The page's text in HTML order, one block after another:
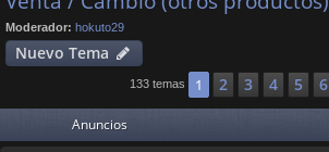
Moderador: hokuto29
Nuevo Tema
133 temas 1 2 3 4 5 6
Anuncios